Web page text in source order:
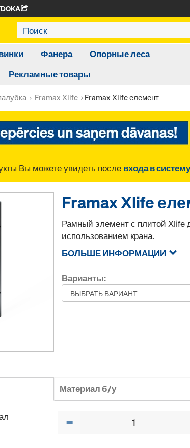
Фанера
Опорные леса
Рекламные товары
Framax Xlife Framax Xlife елемент
Вы можете увидеть после входа в систему
Framax Xlife
Рамный элемент с плитой
использованием крана.
БОЛЬШЕ ИНФОРМАЦИИ
Варианты:
Материал б/у